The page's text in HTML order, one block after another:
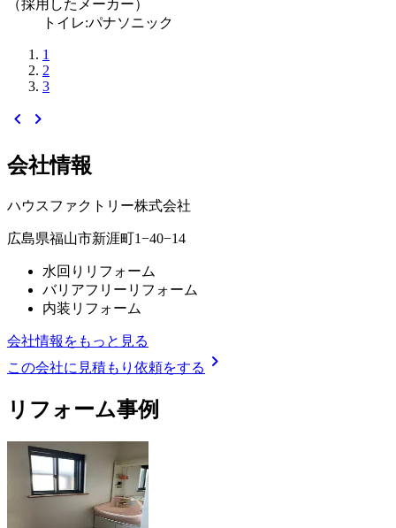
（採用したメーカー）
トイレ:パナソニック
1
2
3
chevron_left chevron_right
会社情報
ハウスファクトリー株式会社
広島県福山市新涯町1−40−14
水回りリフォーム
バリアフリーリフォーム
内装リフォーム
会社情報をもっと見る
この会社に見積もり依頼をする chevron_right
リフォーム事例